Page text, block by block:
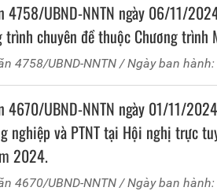
4758/UBND-NNTN ngày 06/11/
trình chuyên đề thuộc Chương
4758/UBND-NNTN / Ngày ban
4670/UBND-NNTN ngày 01/11/
nghiệp và PTNT tại Hội nghị trực
2024.
4670/UBND-NNTN / Ngày ban